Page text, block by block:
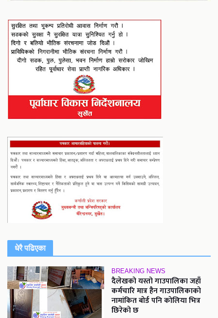
धेरै पढिएका
BREAKING NEWS
दैलेखको यस्तो गाउपालिका जहाँ
कर्मचारि मात्र हैन गाउपालिकाको
नामांकित बोर्ड पनि कोलिया भित्र
छिरेको छ